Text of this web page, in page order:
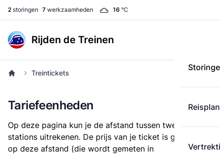
2 storingen 7 werkzaamheden 16 °C
Rijden de Treinen
Treintickets
Tariefeenheden
Op deze pagina kun je de afstand tussen twee
stations uitrekenen. De prijs van je ticket is gebaseerd
op deze afstand (die wordt gemeten in